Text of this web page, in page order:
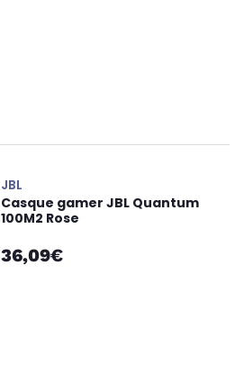
JBL
Casque gamer JBL Quantum
100M2 Rose
36,09€